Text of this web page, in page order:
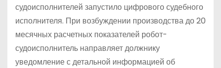
судоисполнителей запустило цифрового судебного
исполнителя. При возбуждении производства до 20
месячных расчетных показателей робот-
судоисполнитель направляет должнику
уведомление с детальной информацией об